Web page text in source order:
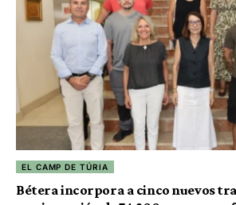
EL CAMP DE TÚRIA
Bétera incorpora a cinco nuevos